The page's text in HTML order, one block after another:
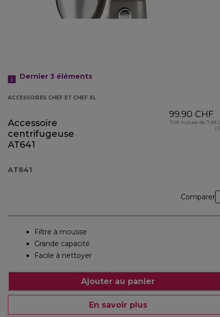
Dernier 3 éléments
ACCESSOIRES CHEF ET CHEF XL
Accessoire
centrifugeuse
AT641
AT641
99.90 CHF
TVA incluse de 7.49
(
Comparer
Filtre à mousse
Grande capacité
Facile à nettoyer
Ajouter au panier
En savoir plus